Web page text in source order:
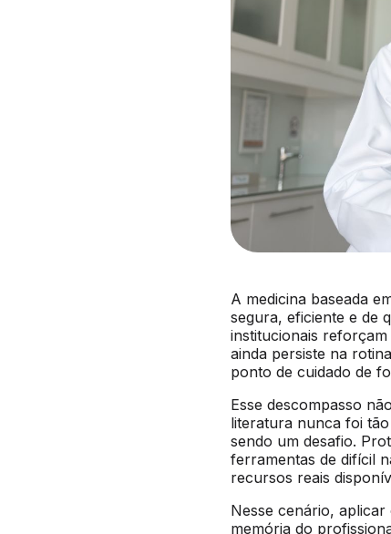
A medicina baseada
segura, eficiente e de
institucionais
ainda persiste na
ponto de cuidado de
Esse descompasso
literatura nunca foi
sendo um desafio.
ferramentas de difícil
recursos reais
Nesse cenário,
memória do